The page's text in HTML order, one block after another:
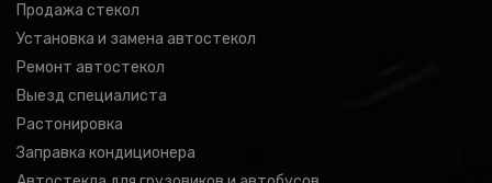
Продажа стекол
Установка и замена автостекол
Ремонт автостекол
Выезд специалиста
Растонировка
Заправка кондиционера